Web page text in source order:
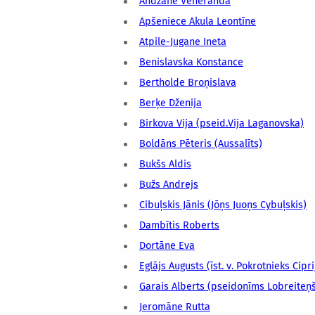
Apšeniece Akula Leontīne
Atpile-Jugane Ineta
Benislavska Konstance
Bertholde Broņislava
Berķe Dženija
Birkova Vija (pseid.Vija Laganovska)
Boldāns Pēteris (Aussalīts)
Bukšs Aldis
Bužs Andrejs
Cibuļskis Jānis (Jōņs Juoņs Cybuļskis)
Dambītis Roberts
Dortāne Eva
Eglājs Augusts (īst. v. Pokrotnieks
Garais Alberts (pseidonīms
Jeromāne Rutta